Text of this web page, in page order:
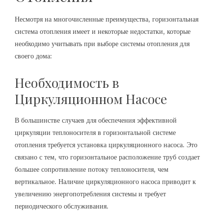
Несмотря на многочисленные преимущества, горизонтальная
система отопления имеет и некоторые недостатки, которые
необходимо учитывать при выборе системы отопления для
своего дома:
Необходимость в
Циркуляционном Насосе
В большинстве случаев для обеспечения эффективной
циркуляции теплоносителя в горизонтальной системе
отопления требуется установка циркуляционного насоса. Это
связано с тем, что горизонтальное расположение труб создает
большее сопротивление потоку теплоносителя, чем
вертикальное. Наличие циркуляционного насоса приводит к
увеличению энергопотребления системы и требует
периодического обслуживания.